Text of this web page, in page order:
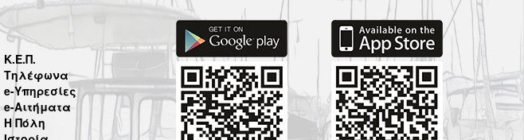
Κ.Ε.Π.
Τηλέφωνα
e-Υπηρεσίες
e-Αιτήματα
Η Πόλη